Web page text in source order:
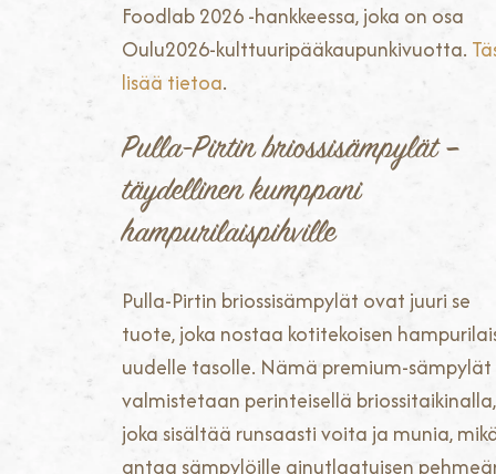
Foodlab 2026 -hankkeessa, joka on osa
Oulu2026-kulttuuripääkaupunkivuotta.
lisää tietoa.
Pulla-Pirtin briossisämpylät –
täydellinen kumppani
hampurilaispihville
Pulla-Pirtin briossisämpylät ovat juuri se
tuote, joka nostaa kotitekoisen
uudelle tasolle. Nämä premium-sämpylät
valmistetaan perinteisellä briossitaikinalla,
joka sisältää runsaasti voita ja munia,
antaa sämpylöille ainutlaatuisen